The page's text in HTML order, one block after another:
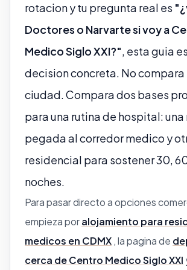
rotacion y tu pregunta real es
Doctores o Narvarte si voy a
Medico Siglo XXI?", esta guia
decision concreta. No
ciudad. Compara dos bases
para una rutina de hospital: una
pegada al corredor medico y
residencial para sostener 30,
noches.
Para pasar directo a opciones
empieza poralojamiento para
medicos en CDMX , la pagina de
cerca de Centro Medico Siglo XXI